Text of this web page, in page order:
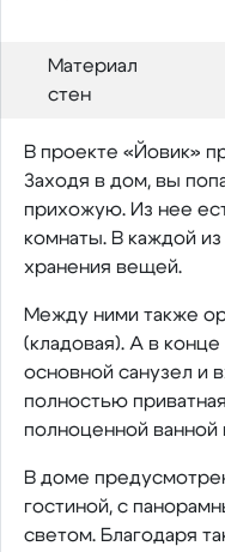
Материал
стен
В проекте «Йовик»
Заходя в дом, вы
прихожую. Из нее
комнаты. В каждой
хранения вещей.
Между ними также
(кладовая). А в
основной санузел и
полностью
полноценной ванной
В доме
гостиной, с
светом. Благодаря